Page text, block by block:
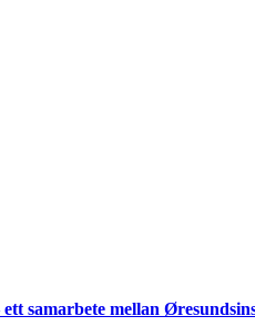
samarbete mellan